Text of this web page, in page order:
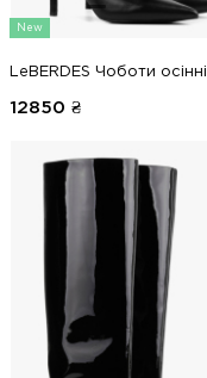
New
LeBERDES Чоботи осінні
12850 ₴